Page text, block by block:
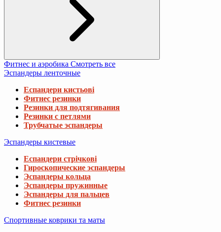
Фитнес и аэробика Смотреть все
Эспандеры ленточные
Еспандери кистьові
Фитнес резинки
Резинки для подтягивания
Резинки с петлями
Трубчатые эспандеры
Эспандеры кистевые
Еспандери стрічкові
Гироскопические эспандеры
Эспандеры кольца
Эспандеры пружинные
Эспандеры для пальцев
Фитнес резинки
Спортивные коврики та маты